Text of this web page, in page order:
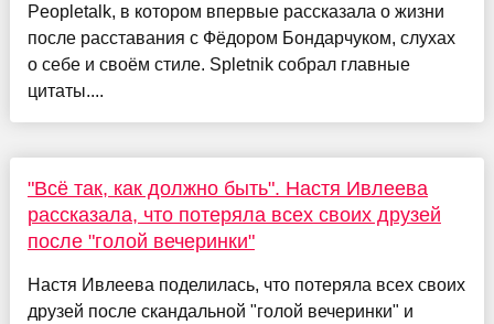
Peopletalk, в котором впервые рассказала о жизни
после расставания с Фёдором Бондарчуком, слухах
о себе и своём стиле. Spletnik собрал главные
цитаты....
"Всё так, как должно быть". Настя Ивлеева
рассказала, что потеряла всех своих друзей
после "голой вечеринки"
Настя Ивлеева поделилась, что потеряла всех своих
друзей после скандальной "голой вечеринки" и